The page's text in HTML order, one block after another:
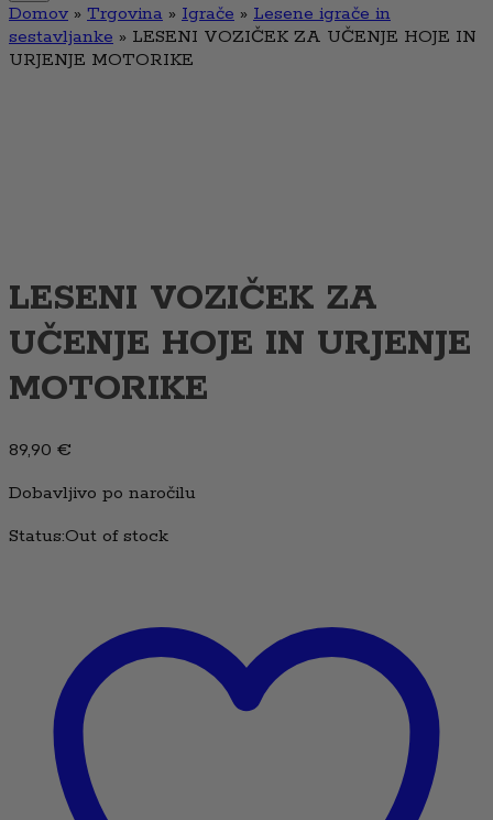
Domov » Trgovina » Igrače » Lesene igrače in
sestavljanke » LESENI VOZIČEK ZA UČENJE HOJE IN
URJENJE MOTORIKE
LESENI VOZIČEK ZA
UČENJE HOJE IN URJENJE
MOTORIKE
89,90 €
Dobavljivo po naročilu
Status:Out of stock